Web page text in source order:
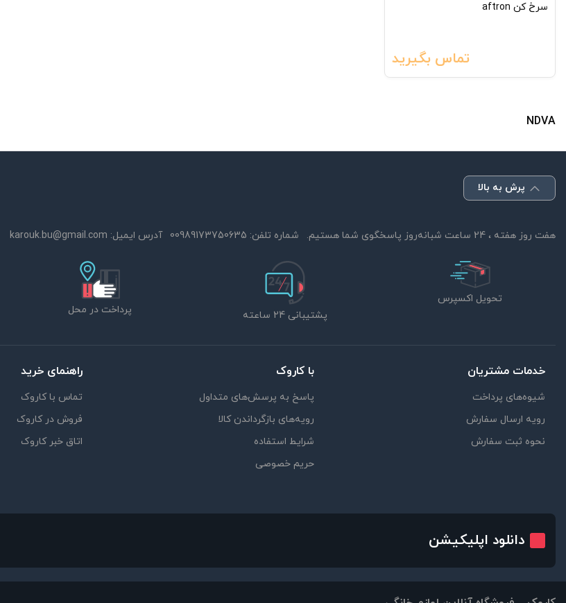
سرخ کن aftron
تماس بگیرید
NDVA
پرش به بالا
هفت روز هفته ، 24 ساعت شبانه‌روز پاسخگوی شما هستیم. شماره تلفن: 00989173750635 آدرس ایمیل: karouk.bu@gmail.com
تحویل اکسپرس
پشتیبانی 24 ساعته
پرداخت در محل
خدمات مشتریان
شیوه‌های پرداخت
رویه ارسال سفارش
نحوه ثبت سفارش
با کاروک
پاسخ به پرسش‌های متداول
رویه‌های بازگرداندن کالا
شرایط استفاده
حریم خصوصی
راهنمای خرید
تماس با کاروک
فروش در کاروک
اتاق خبر کاروک
دانلود اپلیکیشن